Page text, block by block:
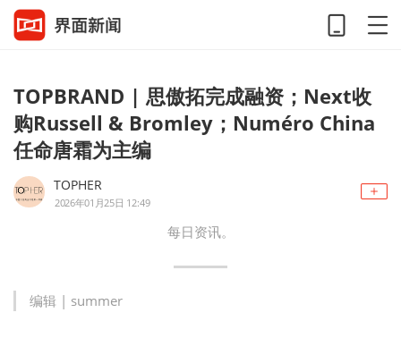
TOPBRAND | 思傲拓完成融资；Next收
购Russell & Bromley；Numéro China
任命唐霜为主编
TOPHER
2026年01月25日 12:49
每日资讯。
编辑 | summer